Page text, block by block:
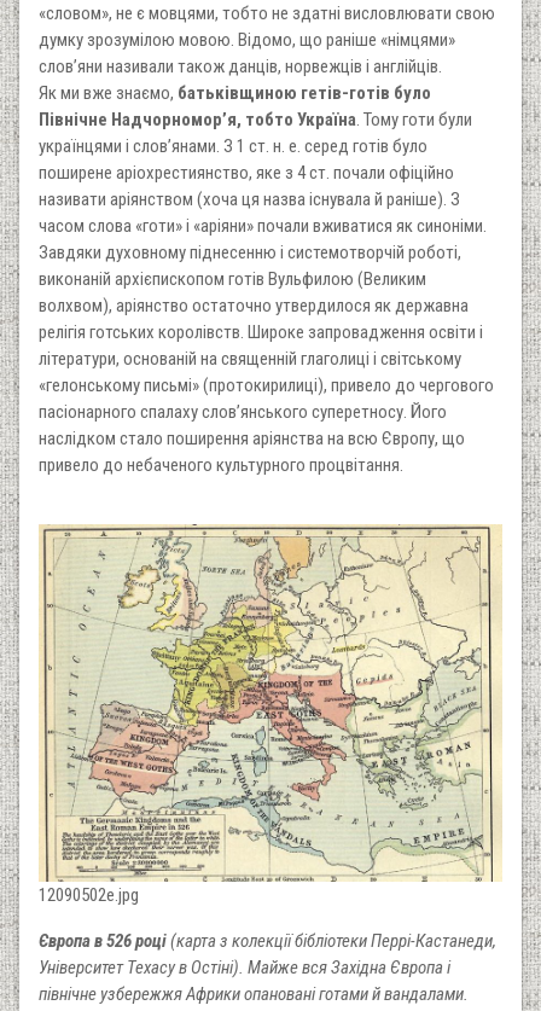
«словом», не є мовцями, тобто не здатні висловлювати свою
думку зрозумілою мовою. Відомо, що раніше «німцями»
слов’яни називали також данців, норвежців і англійців.
Як ми вже знаємо, батьківщиною гетів-готів було
Північне Надчорномор’я, тобто Україна. Тому готи були
українцями і слов’янами. З 1 ст. н. е. серед готів було
поширене аріохрестиянство, яке з 4 ст. почали офіційно
називати аріянством (хоча ця назва існувала й раніше). З
часом слова «готи» і «аріяни» почали вживатися як синоніми.
Завдяки духовному піднесенню і системотворчій роботі,
виконаній архієпископом готів Вульфилою (Великим
волхвом), аріянство остаточно утвердилося як державна
релігія готських королівств. Широке запровадження освіти і
літератури, основаній на священній глаголиці і світському
«гелонському письмі» (протокирилиці), привело до чергового
пасіонарного спалаху слов’янського суперетносу. Його
наслідком стало поширення аріянства на всю Європу, що
привело до небаченого культурного процвітання.
12090502e.jpg
Європа в 526 році(карта з колекції бібліотеки Перрі-Кастанеди,
Університет Техасу в Остіні). Майже вся Західна Європа і
північне узбережжя Африки опановані готами й вандалами.